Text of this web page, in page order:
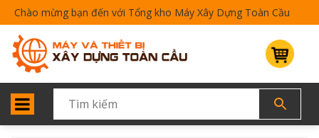
Chào mừng bạn đến với Tổng kho Máy Xây Dựng Toàn Cầu